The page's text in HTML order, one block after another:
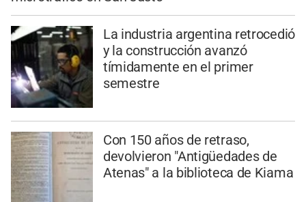
La industria argentina retrocedió
y la construcción avanzó
tímidamente en el primer
semestre
Con 150 años de retraso,
devolvieron "Antigüedades de
Atenas" a la biblioteca de Kiama